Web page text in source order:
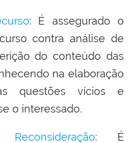
: É assegurado o
contra análise de
do conteúdo das
na elaboração
questões vícios e
o interessado.
: É